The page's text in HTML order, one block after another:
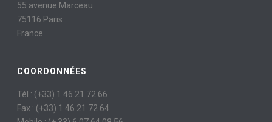
55 avenue Marceau
75116 Paris
France
COORDONNÉES
Tél : (+33) 1 46 21 72 66
Fax : (+33) 1 46 21 72 64